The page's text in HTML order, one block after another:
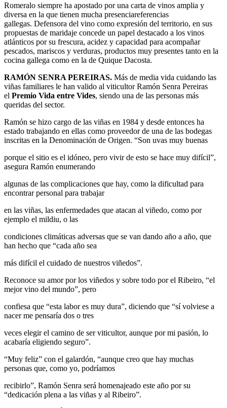
Romeralo siempre ha apostado por una carta de vinos amplia y
diversa en la que tienen mucha presenciareferencias
gallegas. Defensora del vino como expresión del territorio, en sus
propuestas de maridaje concede un papel destacado a los vinos
atlánticos por su frescura, acidez y capacidad para acompañar
pescados, mariscos y verduras, productos muy presentes tanto en la
cocina gallega como en la de Quique Dacosta.
RAMÓN SENRA PEREIRAS. Más de media vida cuidando las
viñas familiares le han valido al viticultor Ramón Senra Pereiras
el Premio Vida entre Vides, siendo una de las personas más
queridas del sector.
Ramón se hizo cargo de las viñas en 1984 y desde entonces ha
estado trabajando en ellas como proveedor de una de las bodegas
inscritas en la Denominación de Origen. “Son uvas muy buenas
porque el sitio es el idóneo, pero vivir de esto se hace muy difícil”,
asegura Ramón enumerando
algunas de las complicaciones que hay, como la dificultad para
encontrar personal para trabajar
en las viñas, las enfermedades que atacan al viñedo, como por
ejemplo el mildiu, o las
condiciones climáticas adversas que se van dando año a año, que
han hecho que “cada año sea
más difícil el cuidado de nuestros viñedos”.
Reconoce su amor por los viñedos y sobre todo por el Ribeiro, “el
mejor vino del mundo”, pero
confiesa que “esta labor es muy dura”, diciendo que “sí volviese a
nacer me pensaría dos o tres
veces elegir el camino de ser viticultor, aunque por mi pasión, lo
acabaría eligiendo seguro”.
“Muy feliz” con el galardón, “aunque creo que hay muchas
personas que, como yo, podríamos
recibirlo”, Ramón Senra será homenajeado este año por su
“dedicación plena a las viñas y al Ribeiro”.